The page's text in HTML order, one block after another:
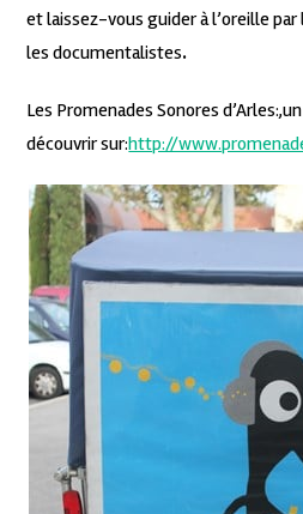
et laissez-vous guider à l’oreille
les documentalistes.
Les Promenades Sonores
découvrir sur:http://